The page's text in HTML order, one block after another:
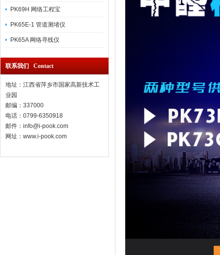
PK69H 网络工程宝
PK65E-1 管道测堵仪
PK65A 网络寻线仪
联系我们 Contact
地址：江西省萍乡市国家高新技术工
业园
邮编：337000
电话：0799-6350918
邮件：info@i-pook.com
网址：www.i-pook.com